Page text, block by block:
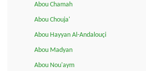
Abou Chamah
Abou Chouja'
Abou Hayyan Al-Andalouçi
Abou Madyan
Abou Nou'aym